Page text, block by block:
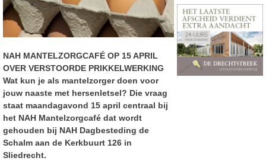
NAH MANTELZORGCAFÉ OP 15 APRIL
OVER VERSTOORDE PRIKKELWERKING
Wat kun je als mantelzorger doen voor
jouw naaste met hersenletsel? Die vraag
staat maandagavond 15 april centraal bij
het NAH Mantelzorgcafé dat wordt
gehouden bij NAH Dagbesteding de
Schalm aan de Kerkbuurt 126 in
Sliedrecht.